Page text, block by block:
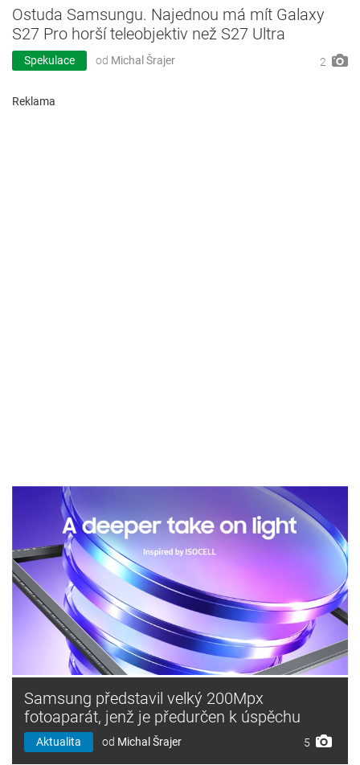
Ostuda Samsungu. Najednou má mít Galaxy
S27 Pro horší teleobjektiv než S27 Ultra
Spekulace od Michal Šrajer 2
Reklama
Samsung představil velký 200Mpx
fotoaparát, jenž je předurčen k úspěchu
Aktualita od Michal Šrajer 5